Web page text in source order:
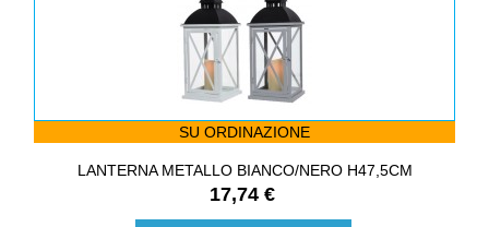
SU ORDINAZIONE
LANTERNA METALLO BIANCO/NERO H47,5CM
17,74 €